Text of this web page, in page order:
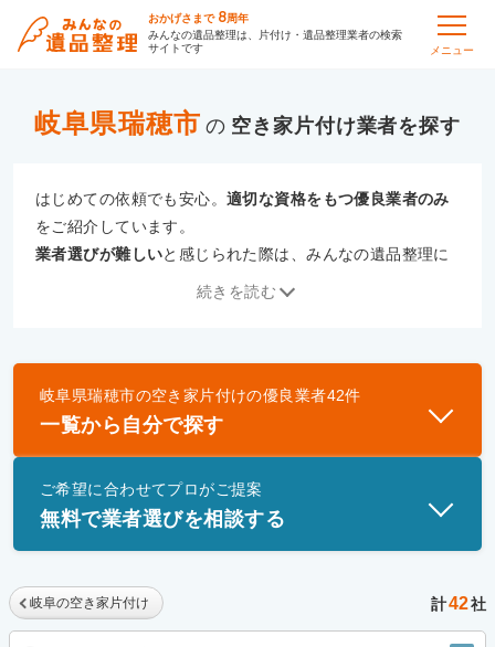
おかげさまで 8周年
みんなの遺品整理は、片付け・遺品整理業者の検索
サイトです
メニュー
岐阜県瑞穂市 の 空き家片付け
はじめての依頼でも安心。適切な資格をもつ優良業者のみ
をご紹介しています。
業者選びが難しいと感じられた際は、みんなの遺品整理に
優良業者とは
一般財団法人遺品整理認定協会、および一般社団法
士」資格を持つ事業者のみ掲載しています。
続きを読む
岐阜県瑞穂市の空き家片付けの優良業者42件
一覧から自分で探す
ご希望に合わせてプロがご提案
無料で業者選びを相談する
岐阜の空き家片付け 計42社